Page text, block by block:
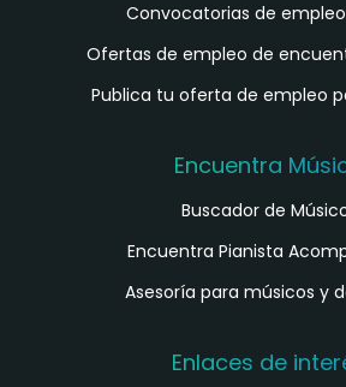
Convocatorias de
Ofertas de empleo de
Publica tu oferta de empleo
Encuentra
Buscador de
Encuentra Pianista
Asesoría para músicos y
Enlaces de